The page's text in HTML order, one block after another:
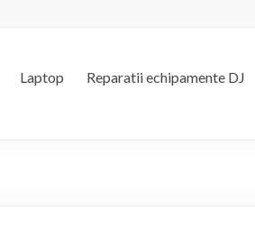
Laptop Reparatii echipamente DJ